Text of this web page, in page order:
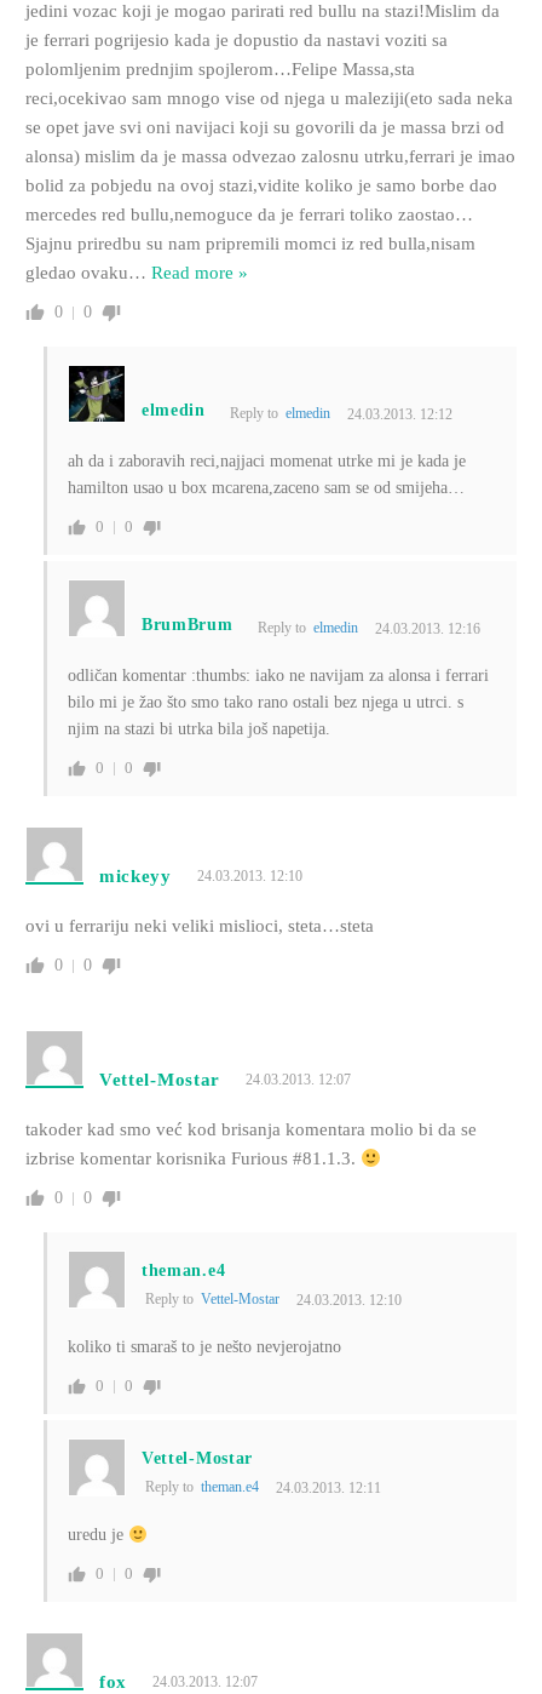
jedini vozac koji je mogao parirati red bullu na stazi!Mislim da
je ferrari pogrijesio kada je dopustio da nastavi voziti sa
polomljenim prednjim spojlerom…Felipe Massa,sta
reci,ocekivao sam mnogo vise od njega u maleziji(eto sada neka
se opet jave svi oni navijaci koji su govorili da je massa brzi od
alonsa) mislim da je massa odvezao zalosnu utrku,ferrari je imao
bolid za pobjedu na ovoj stazi,vidite koliko je samo borbe dao
mercedes red bullu,nemoguce da je ferrari toliko zaostao…
Sjajnu priredbu su nam pripremili momci iz red bulla,nisam
gledao ovaku… Read more »
0 0
elmedin Reply to elmedin 24.03.2013. 12:12
ah da i zaboravih reci,najjaci momenat utrke mi je kada je
hamilton usao u box mcarena,zaceno sam se od smijeha…
0 0
BrumBrum Reply to elmedin 24.03.2013. 12:16
odličan komentar :thumbs: iako ne navijam za alonsa i ferrari
bilo mi je žao što smo tako rano ostali bez njega u utrci. s
njim na stazi bi utrka bila još napetija.
0 0
mickeyy 24.03.2013. 12:10
ovi u ferrariju neki veliki mislioci, steta…steta
0 0
Vettel-Mostar 24.03.2013. 12:07
takoder kad smo već kod brisanja komentara molio bi da se
izbrise komentar korisnika Furious #81.1.3.
0 0
theman.e4
Reply to Vettel-Mostar 24.03.2013. 12:10
koliko ti smaraš to je nešto nevjerojatno
0 0
Vettel-Mostar
Reply to theman.e4 24.03.2013. 12:11
uredu je
0 0
fox 24.03.2013. 12:07